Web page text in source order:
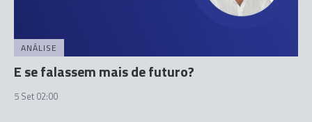
ANÁLISE
E se falassem mais de futuro?
5 Set 02:00